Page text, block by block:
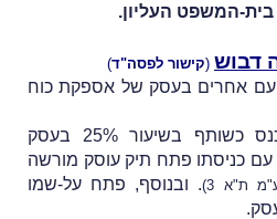
בית-המשפט העליון.
דבוש (קישור לפסה"ד)
אחרים בעסק של אספקת כוח
לטענת המערער, הוא נכנס כשותף בשיעור 25% בעסק
2007, כאשר עם כניסתו פתח תיק עוסק מורשה
ת"א 3)
. ובנוסף, פתח על-שמו